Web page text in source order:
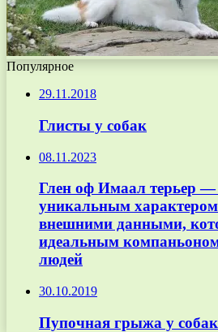
Популярное
29.11.2018
Глисты у собак
08.11.2023
Глен оф Имаал терьер —
уникальным
внешними данными,
идеальным
людей
30.10.2019
Пупочная грыжа у собак